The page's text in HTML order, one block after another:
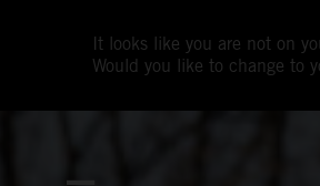
It looks like you are not on
Would you like to change to